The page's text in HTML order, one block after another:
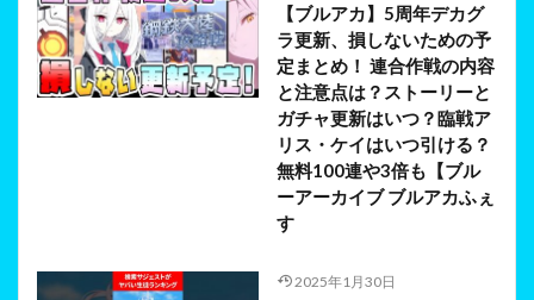
【ブルアカ】5周年デカグ
ラ更新、損しないための予
定まとめ！ 連合作戦の内容
と注意点は？ストーリーと
ガチャ更新はいつ？臨戦ア
リス・ケイはいつ引ける？
無料100連や3倍も【ブル
ーアーカイブ ブルアカふぇ
す
2025年1月30日